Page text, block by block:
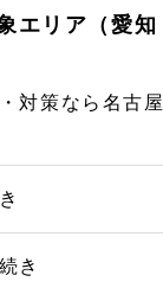
エリア（愛知
対策なら名古
き